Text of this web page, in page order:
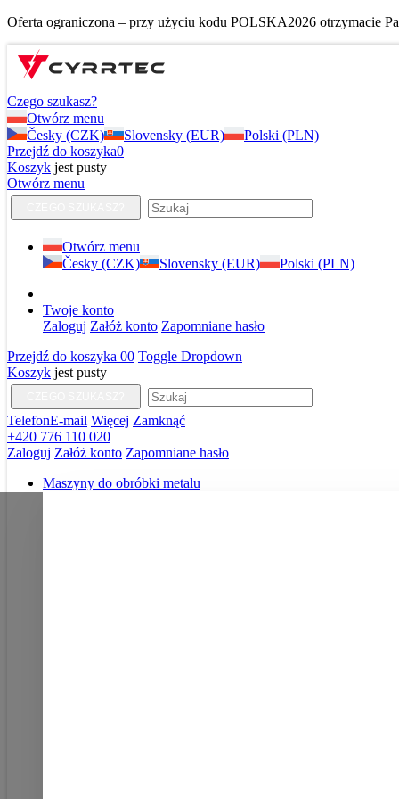
Oferta ograniczona – przy użyciu kodu POLSKA2026 otrzymacie
Czego szukasz?
Otwórz menu
Česky (CZK)
Slovensky (EUR)
Polski (PLN)
Przejdź do koszyka0
Koszyk jest pusty
Otwórz menu
Otwórz menu
Česky (CZK)
Slovensky (EUR) Polski (PLN)
Twoje konto
Zaloguj Załóż konto Zapomniane hasło
Przejdź do koszyka 00 Toggle Dropdown
Koszyk jest pusty
TelefonE-mail Więcej Zamknąć
+420 776 110 020
Zaloguj Załóż konto Zapomniane hasło
Maszyny do obróbki metalu